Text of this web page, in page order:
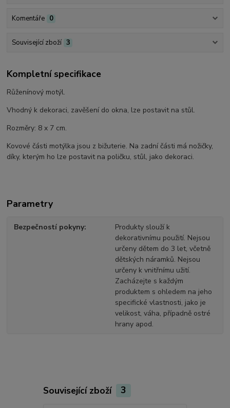
Komentáře 0
Související zboží 3
Kompletní specifikace
Růženínový motýl.
Vhodný k dekoraci, zavěšení do okna, lze postavit na stůl.
Rozměry: 8 x 7 cm.
Kovové části motýlka jsou z bižuterie. Na zadní části má nožičky,
díky, kterým ho lze postavit na poličku, stůl, jako dekoraci.
Parametry
Bezpečností pokyny
Produkty slouží k
dekorativnímu použití. Nejsou
určeny dětem do 3 let, včetně
dětských náramků. Nejsou
určeny k vnitřnímu užití.
Zacházejte s každým
produktem s ohledem na jeho
specifické vlastnosti, jako je
velikost, váha, případně ostré
hrany apod.
Související zboží 3